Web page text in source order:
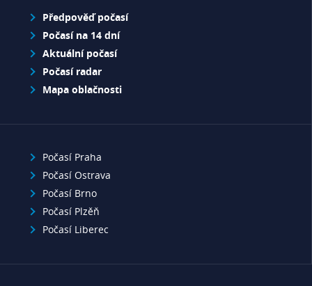
Předpověď počasí
Počasí na 14 dní
Aktuální počasí
Počasí radar
Mapa oblačnosti
Počasí Praha
Počasí Ostrava
Počasí Brno
Počasí Plzěň
Počasí Liberec